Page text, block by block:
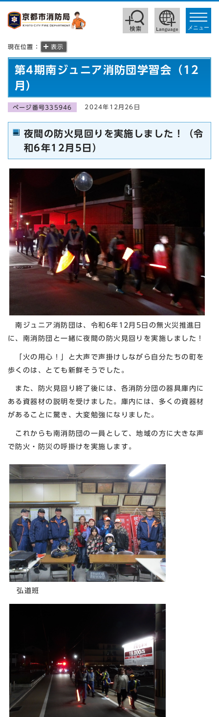
toggle
メニュー
現在位置： 表示
第4期南ジュニア消防団学習会（12
月）
ページ番号335946 2024年12月26日
夜間の防火見回りを実施しました！（令
和6年12月5日）
南ジュニア消防団は、令和6年12月5日の無火災推進日
に、南消防団と一緒に夜間の防火見回りを実施しました！
「火の用心！」と大声で声掛けしながら自分たちの町を
歩くのは、とても新鮮そうでした。
また、防火見回り終了後には、各消防分団の器具庫内に
ある資器材の説明を受けました。庫内には、多くの資器材
があることに驚き、大変勉強になりました。
これからも南消防団の一員として、地域の方に大きな声
で防火・防災の呼掛けを実施します。
弘道班